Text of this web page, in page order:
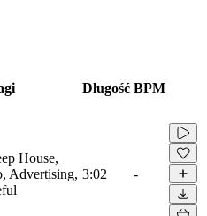
Długość BPM
House,
Advertising, 3:02 -